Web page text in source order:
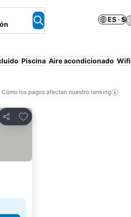
ES · $
Piscina Aire acondicionado Wifi
Cómo los pagos afectan nuestro ranking
Compartir
Agregar a favoritos